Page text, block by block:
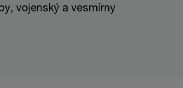
vojenský a vesmírny